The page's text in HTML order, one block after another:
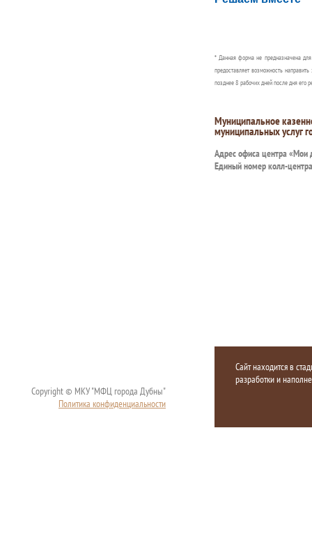
Сообщите об этом
* Данная форма не предназначена
предоставляет возможность
позднее 8 рабочих дней после дня его
Муниципальное
муниципальных услуг
Адрес офиса центра «Мои
Единый номер колл-
Copyright © МКУ "МФЦ города Дубны"
Политика конфиденциальности
Сайт находится в
разработки и